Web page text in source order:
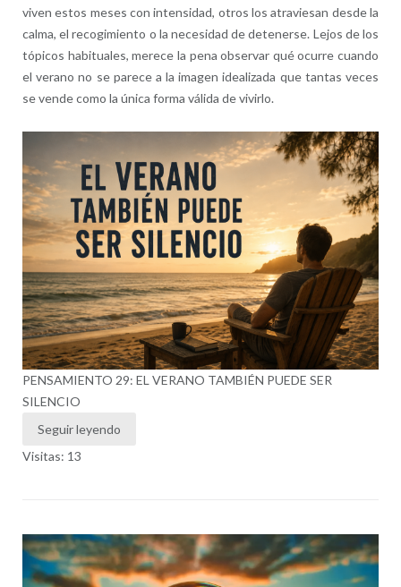
viven estos meses con intensidad, otros los atraviesan desde la
calma, el recogimiento o la necesidad de detenerse. Lejos de los
tópicos habituales, merece la pena observar qué ocurre cuando
el verano no se parece a la imagen idealizada que tantas veces
se vende como la única forma válida de vivirlo.
PENSAMIENTO 29: EL VERANO TAMBIÉN PUEDE SER
SILENCIO
Seguir leyendo
Visitas: 13